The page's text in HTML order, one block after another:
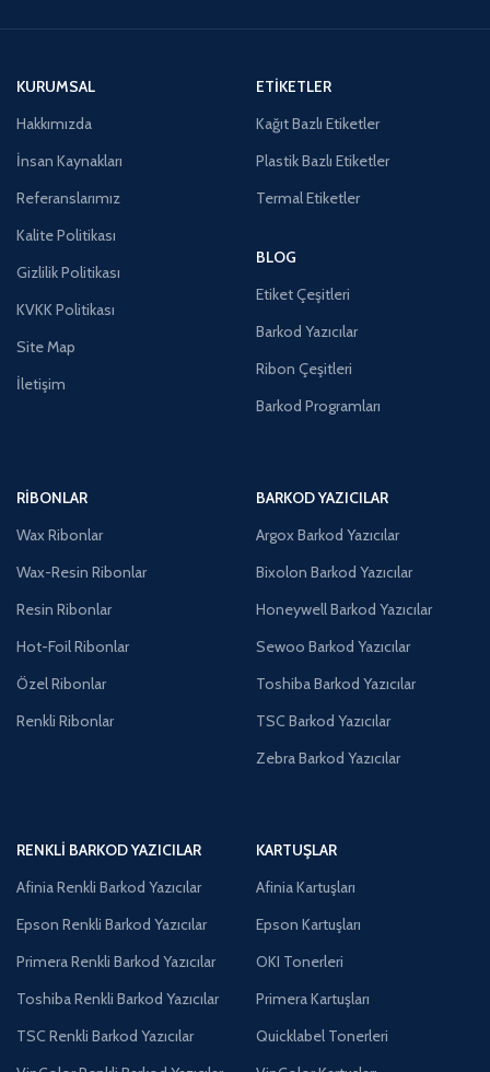
KURUMSAL
Hakkımızda
İnsan Kaynakları
Referanslarımız
Kalite Politikası
Gizlilik Politikası
KVKK Politikası
Site Map
İletişim
ETIKETLER
Kağıt Bazlı Etiketler
Plastik Bazlı Etiketler
Termal Etiketler
BLOG
Etiket Çeşitleri
Barkod Yazıcılar
Ribon Çeşitleri
Barkod Programları
RIBONLAR
Wax Ribonlar
Wax-Resin Ribonlar
Resin Ribonlar
Hot-Foil Ribonlar
Özel Ribonlar
Renkli Ribonlar
BARKOD YAZICILAR
Argox Barkod Yazıcılar
Bixolon Barkod Yazıcılar
Honeywell Barkod Yazıcılar
Sewoo Barkod Yazıcılar
Toshiba Barkod Yazıcılar
TSC Barkod Yazıcılar
Zebra Barkod Yazıcılar
RENKLI BARKOD YAZICILAR
Afinia Renkli Barkod Yazıcılar
Epson Renkli Barkod Yazıcılar
Primera Renkli Barkod Yazıcılar
Toshiba Renkli Barkod Yazıcılar
TSC Renkli Barkod Yazıcılar
KARTUŞLAR
Afinia Kartuşları
Epson Kartuşları
OKI Tonerleri
Primera Kartuşları
Quicklabel Tonerleri